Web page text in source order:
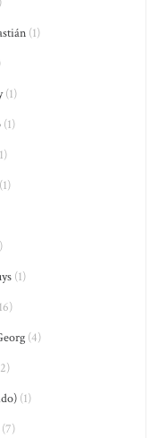
(1)
(1)
(1)
(1)
(1)
(4)
(1)
(7)